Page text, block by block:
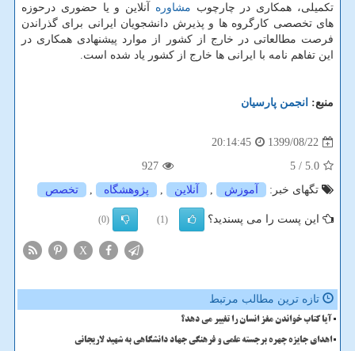
تکمیلی، همکاری در چارچوب مشاوره آنلاین و یا حضوری درحوزه
های تخصصی کارگروه ها و پذیرش دانشجویان ایرانی برای گذراندن
فرصت مطالعاتی در خارج از کشور از موارد پیشنهادی همکاری در
این تفاهم نامه با ایرانی ها خارج از کشور یاد شده است.
منبع: انجمن پارسیان
1399/08/22
20:14:45
5.0
/ 5
927
تگهای خبر:
آموزش , آنلاین , پژوهشگاه , تخصص
این پست را می پسندید؟ (1)
(0)
X
تازه ترین مطالب مرتبط
آیا کتاب خواندن مغز انسان را تغییر می دهد؟
اهدای جایزه چهره برجسته علمی و فرهنگی جهاد دانشگاهی به شهید لاریجانی